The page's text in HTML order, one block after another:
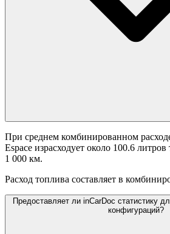
При среднем комбинированном
Espace израсходует около 100.6
1 000 км.
Расход топлива составляет в
Предоставляет ли inCarDoc статистику
конфигураций?